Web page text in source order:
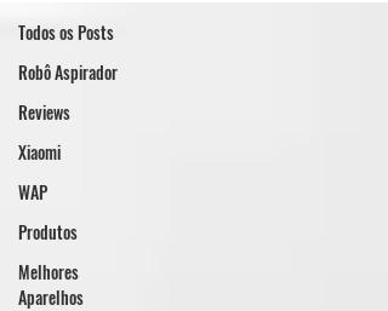
Todos os Posts
Robô Aspirador
Reviews
Xiaomi
WAP
Produtos
Melhores
Aparelhos